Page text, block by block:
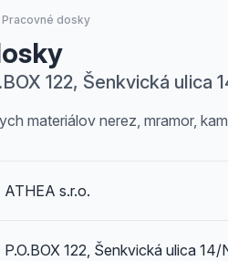
Pracovné dosky
122, Šenkvická ulica
materiálov nerez, mramor,
ATHEA s.r.o.
P.O.BOX 122, Šenkvická ulica